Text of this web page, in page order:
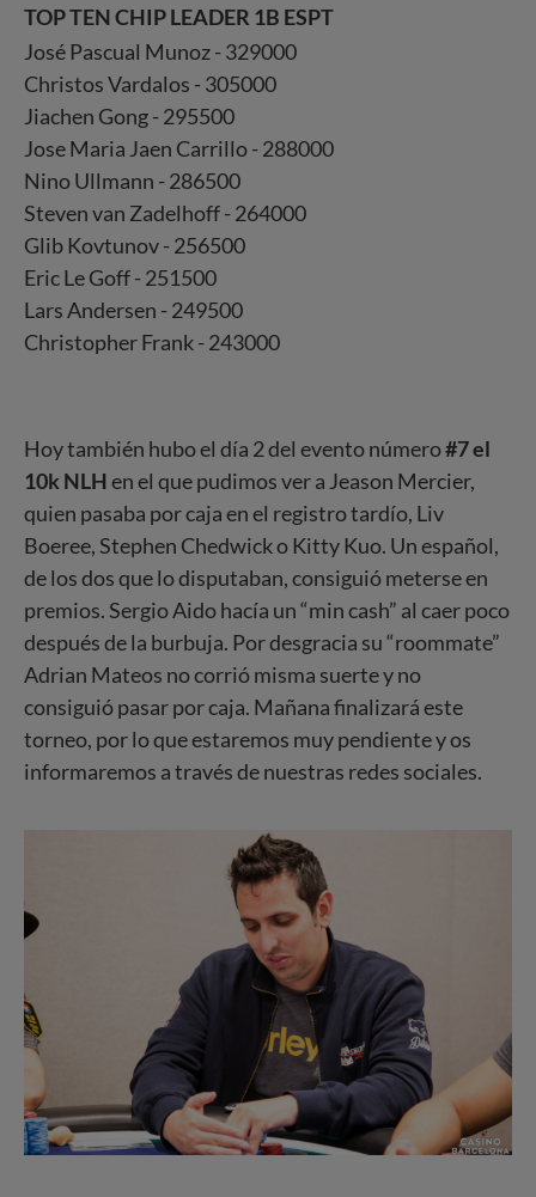
TOP TEN CHIP LEADER 1B ESPT
José Pascual Munoz - 329000
Christos Vardalos - 305000
Jiachen Gong - 295500
Jose Maria Jaen Carrillo - 288000
Nino Ullmann - 286500
Steven van Zadelhoff - 264000
Glib Kovtunov - 256500
Eric Le Goff - 251500
Lars Andersen - 249500
Christopher Frank - 243000
Hoy también hubo el día 2 del evento número#7 el
10k NLHen el que pudimos ver a Jeason Mercier,
quien pasaba por caja en el registro tardío, Liv
Boeree, Stephen Chedwick o Kitty Kuo. Un español,
de los dos que lo disputaban, consiguió meterse en
premios. Sergio Aido hacía un “min cash” al caer poco
después de la burbuja. Por desgracia su “roommate”
Adrian Mateos no corrió misma suerte y no
consiguió pasar por caja. Mañana finalizará este
torneo, por lo que estaremos muy pendiente y os
informaremos a través de nuestras redes sociales.